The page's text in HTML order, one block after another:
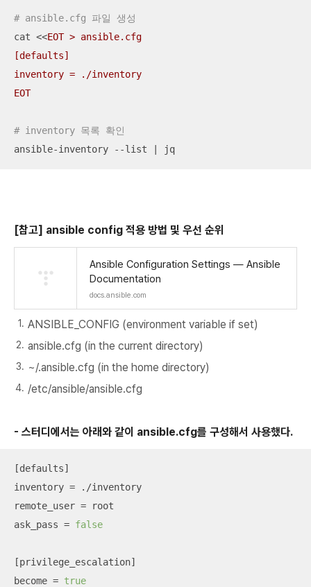
# ansible.cfg 파일 생성
cat <<EOT > ansible.cfg
[defaults]
inventory = ./inventory
EOT
# inventory 목록 확인
ansible-inventory --list | jq
[참고] ansible config 적용 방법 및 우선 순위
Ansible Configuration Settings — Ansible
Documentation
docs.ansible.com
ANSIBLE_CONFIG (environment variable if set)
ansible.cfg (in the current directory)
~/.ansible.cfg (in the home directory)
/etc/ansible/ansible.cfg
- 스터디에서는 아래와 같이 ansible.cfg를 구성해서 사용했다.
[defaults]
inventory = ./inventory
remote_user = root
ask_pass = false
[privilege_escalation]
become = true